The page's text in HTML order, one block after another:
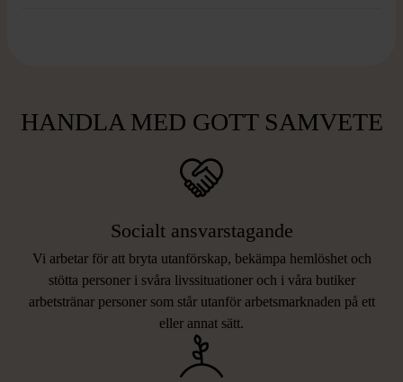
HANDLA MED GOTT SAMVETE
Socialt ansvarstagande
Vi arbetar för att bryta utanförskap, bekämpa hemlöshet och
stötta personer i svåra livssituationer och i våra butiker
arbetstränar personer som står utanför arbetsmarknaden på ett
eller annat sätt.